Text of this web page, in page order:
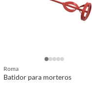
Roma
Batidor para morteros